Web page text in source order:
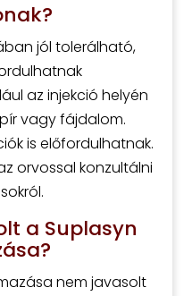
jól tolerálható,
az injekció helyén
vagy fájdalom.
is előfordulhatnak.
orvossal konzultálni
a Suplasyn
nem javasolt